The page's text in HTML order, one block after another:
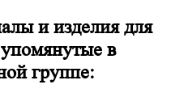
и изделия для
в
группе: